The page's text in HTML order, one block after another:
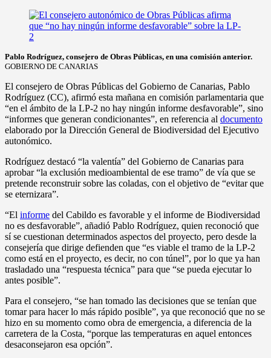
Pablo Rodríguez, consejero de Obras Públicas, en una comisión anterior.
GOBIERNO DE CANARIAS
El consejero de Obras Públicas del Gobierno de Canarias, Pablo
Rodríguez (CC), afirmó esta mañana en comisión parlamentaria que
“en el ámbito de la LP-2 no hay ningún informe desfavorable”, sino
“informes que generan condicionantes”, en referencia al documento
elaborado por la Dirección General de Biodiversidad del Ejecutivo
autonómico.
Rodríguez destacó “la valentía” del Gobierno de Canarias para
aprobar “la exclusión medioambiental de ese tramo” de vía que se
pretende reconstruir sobre las coladas, con el objetivo de “evitar que
se eternizara”.
“El informe del Cabildo es favorable y el informe de Biodiversidad
no es desfavorable”, añadió Pablo Rodríguez, quien reconoció que
sí se cuestionan determinados aspectos del proyecto, pero desde la
consejería que dirige defienden que “es viable el tramo de la LP-2
como está en el proyecto, es decir, no con túnel”, por lo que ya han
trasladado una “respuesta técnica” para que “se pueda ejecutar lo
antes posible”.
Para el consejero, “se han tomado las decisiones que se tenían que
tomar para hacer lo más rápido posible”, ya que reconoció que no se
hizo en su momento como obra de emergencia, a diferencia de la
carretera de la Costa, “porque las temperaturas en aquel entonces
desaconsejaron esa opción”.